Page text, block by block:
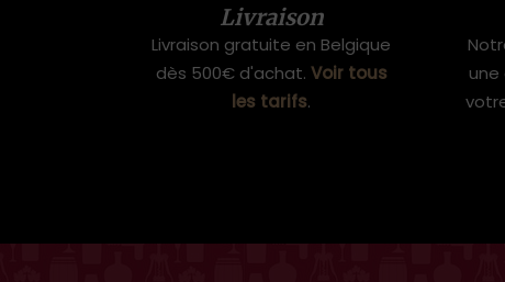
Livraison
Livraison gratuite en Belgique
dès 500€ d'achat. Voir tous
les tarifs.
une